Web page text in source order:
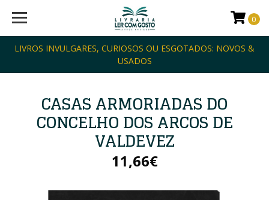
LIVROS INVULGARES, CURIOSOS OU ESGOTADOS: NOVOS &
USADOS
0
CASAS ARMORIADAS DO
CONCELHO DOS ARCOS DE
VALDEVEZ
11,66€